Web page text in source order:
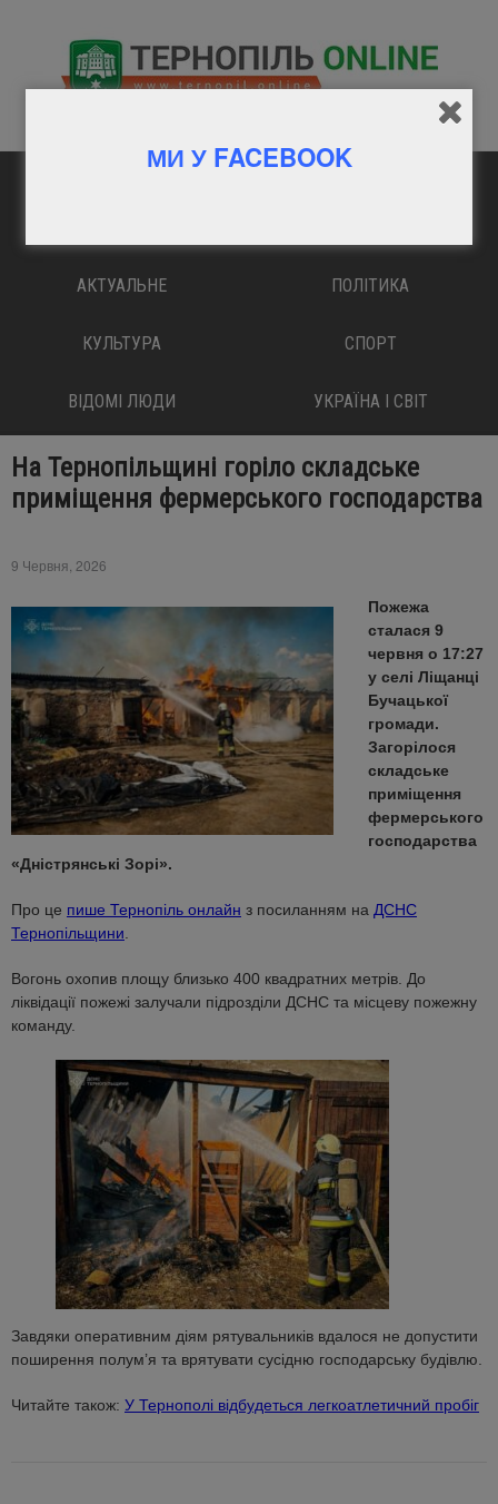
АКТУАЛЬНЕ ПОЛІТИКА
КУЛЬТУРА СПОРТ
ВІДОМІ ЛЮДИ УКРАЇНА І СВІТ
На Тернопільщині горіло складське
приміщення фермерського господарства
9 Червня, 2026
Пожежа
сталася 9
червня о 17:27
у селі Ліщанці
Бучацької
громади.
Загорілося
складське
приміщення
фермерського
господарства
«Дністрянські Зорі».
Про це пише Тернопіль онлайн з посиланням на ДСНС
Тернопільщини
Вогонь охопив площу близько 400 квадратних метрів. До
ліквідації пожежі залучали підрозділи ДСНС та місцеву пожежну
команду.
Завдяки оперативним діям рятувальників вдалося не допустити
поширення полум’я та врятувати сусідню господарську будівлю.
Читайте також: У Тернополі відбудеться легкоатлетичний пробіг
МИ У FACEBOOK